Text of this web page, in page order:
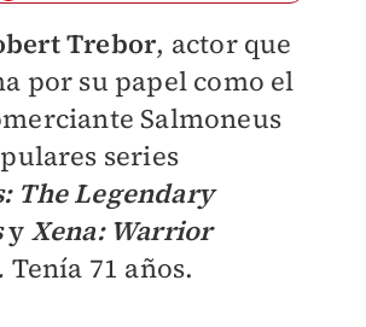
Trebor, actor que
por su papel como el
Salmoneus
series
The Legendary
y Xena: Warrior
Tenía 71 años.